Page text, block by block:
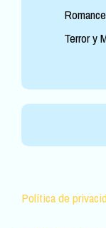
Romance
Terror y
Política de